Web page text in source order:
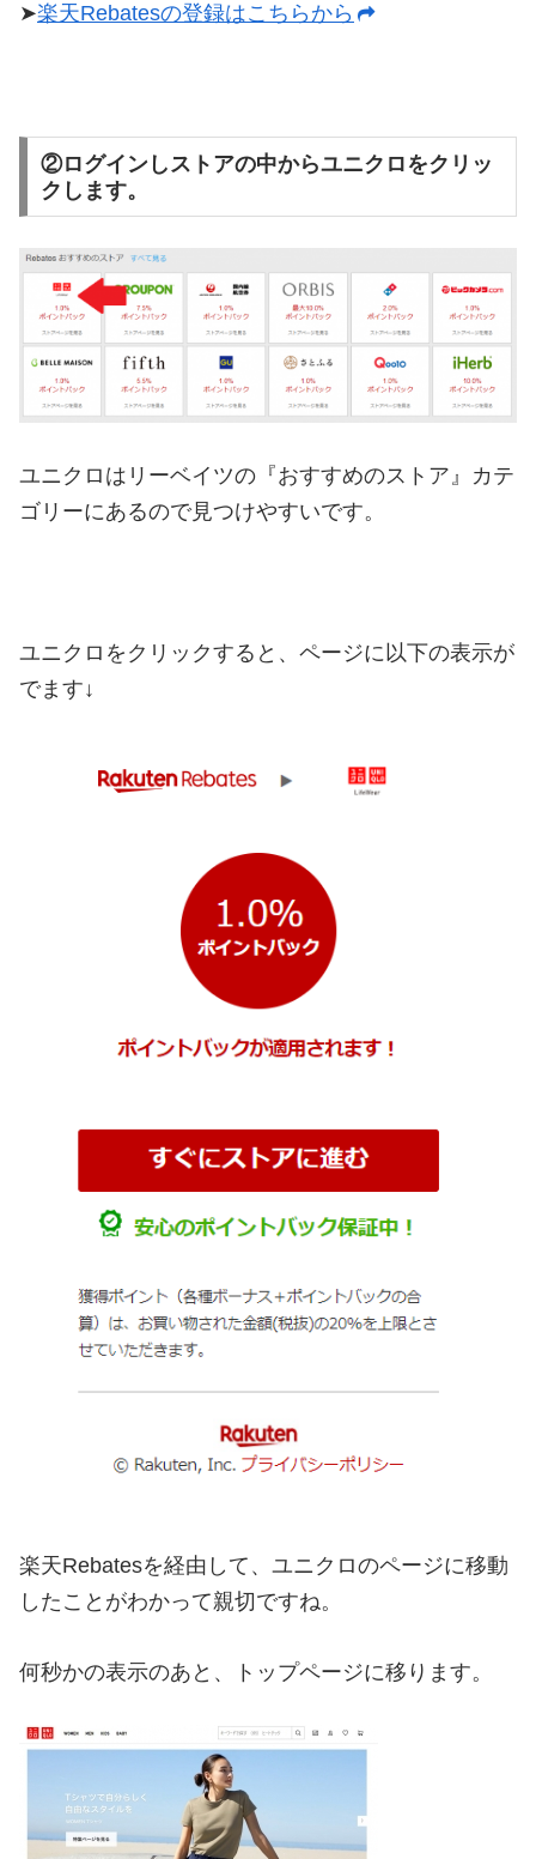
➤楽天Rebatesの登録はこちらから
②ログインしストアの中からユニクロをクリッ
クします。
ユニクロはリーベイツの『おすすめのストア』カテ
ゴリーにあるので見つけやすいです。
ユニクロをクリックすると、ページに以下の表示が
でます↓
楽天Rebatesを経由して、ユニクロのページに移動
したことがわかって親切ですね。
何秒かの表示のあと、トップページに移ります。